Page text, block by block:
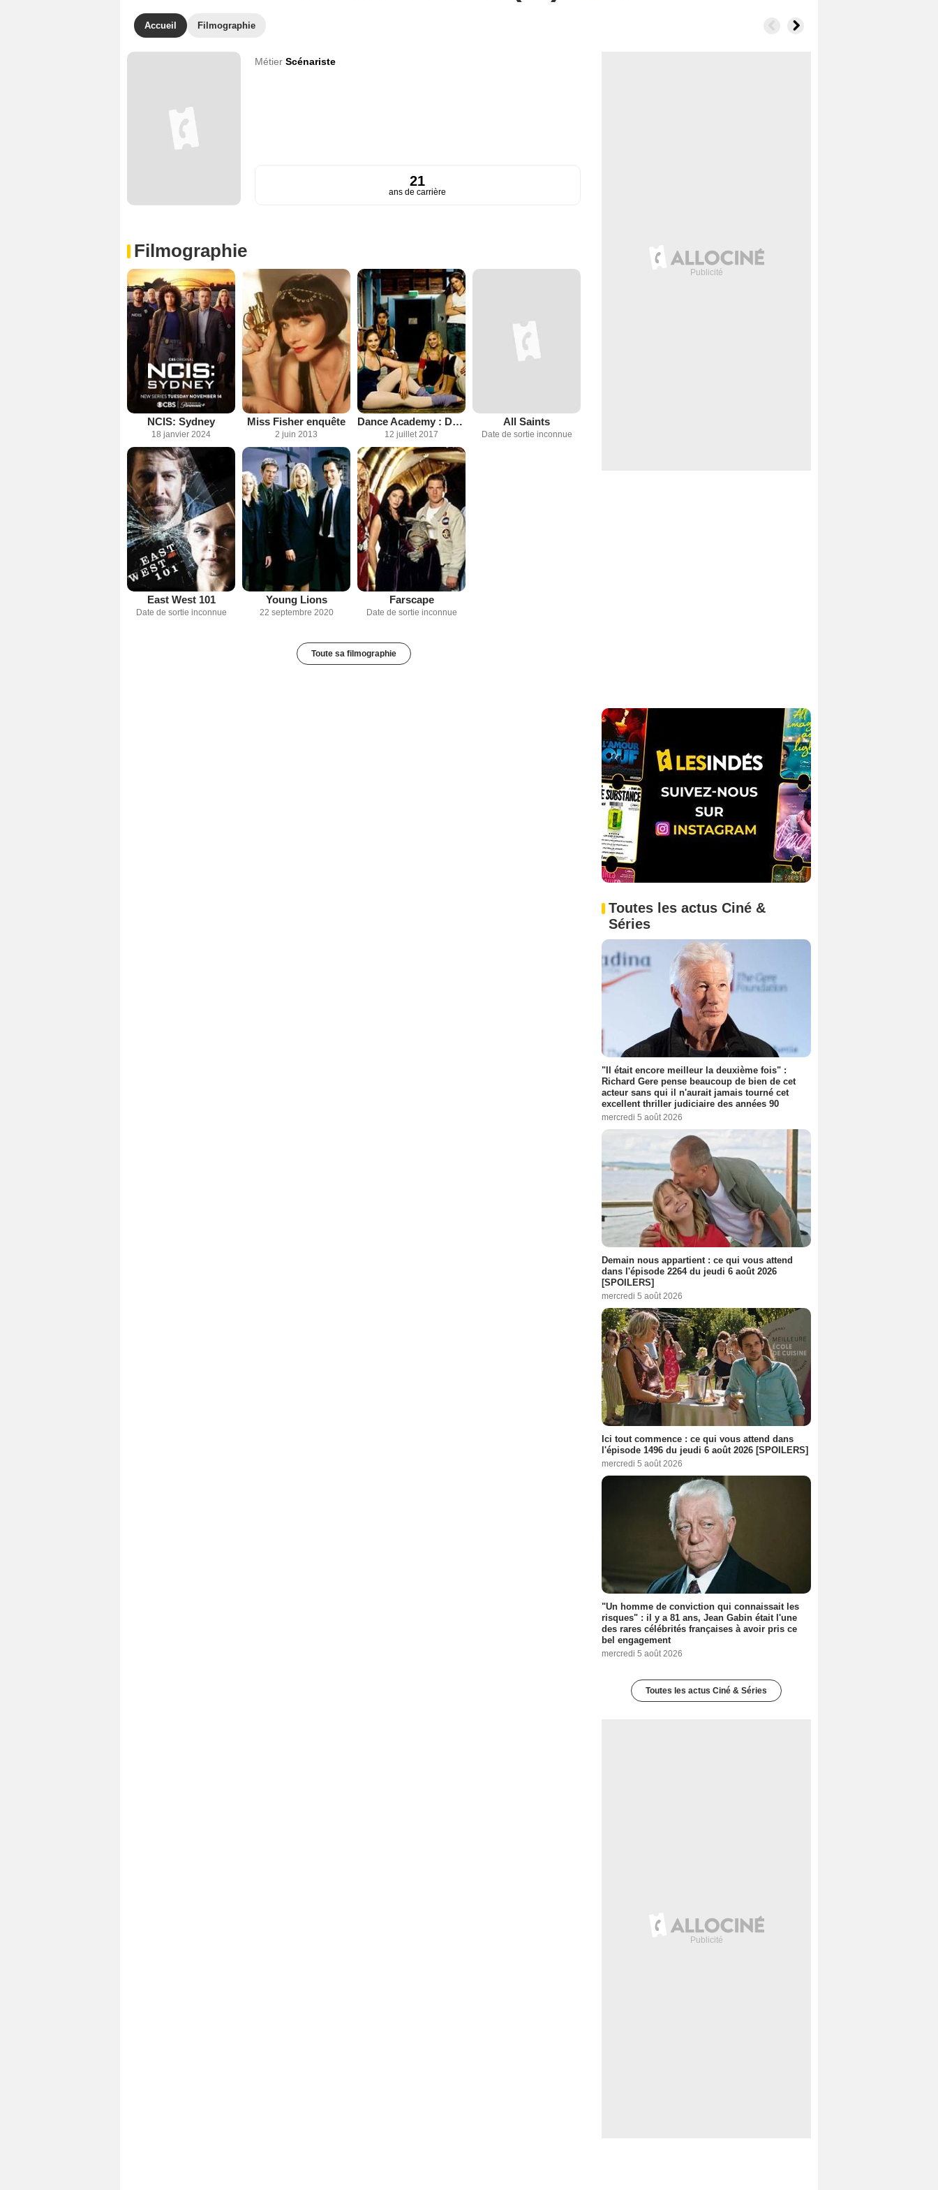
Accueil Filmographie
Métier Scénariste
21
ans de carrière
Filmographie
NCIS: Sydney
18 janvier 2024
Miss Fisher enquête
2 juin 2013
Dance Academy : Danse tes rêves
12 juillet 2017
All Saints
Date de sortie inconnue
East West 101
Date de sortie inconnue
Young Lions
22 septembre 2020
Farscape
Date de sortie inconnue
Toute sa filmographie
Toutes les actus Ciné &
Séries
"Il était encore meilleur la deuxième fois" :
Richard Gere pense beaucoup de bien de cet
acteur sans qui il n'aurait jamais tourné cet
excellent thriller judiciaire des années 90
mercredi 5 août 2026
Demain nous appartient : ce qui vous attend
dans l'épisode 2264 du jeudi 6 août 2026
[SPOILERS]
mercredi 5 août 2026
Ici tout commence : ce qui vous attend dans
l'épisode 1496 du jeudi 6 août 2026 [SPOILERS]
mercredi 5 août 2026
"Un homme de conviction qui connaissait les
risques" : il y a 81 ans, Jean Gabin était l'une
des rares célébrités françaises à avoir pris ce
bel engagement
mercredi 5 août 2026
Toutes les actus Ciné & Séries